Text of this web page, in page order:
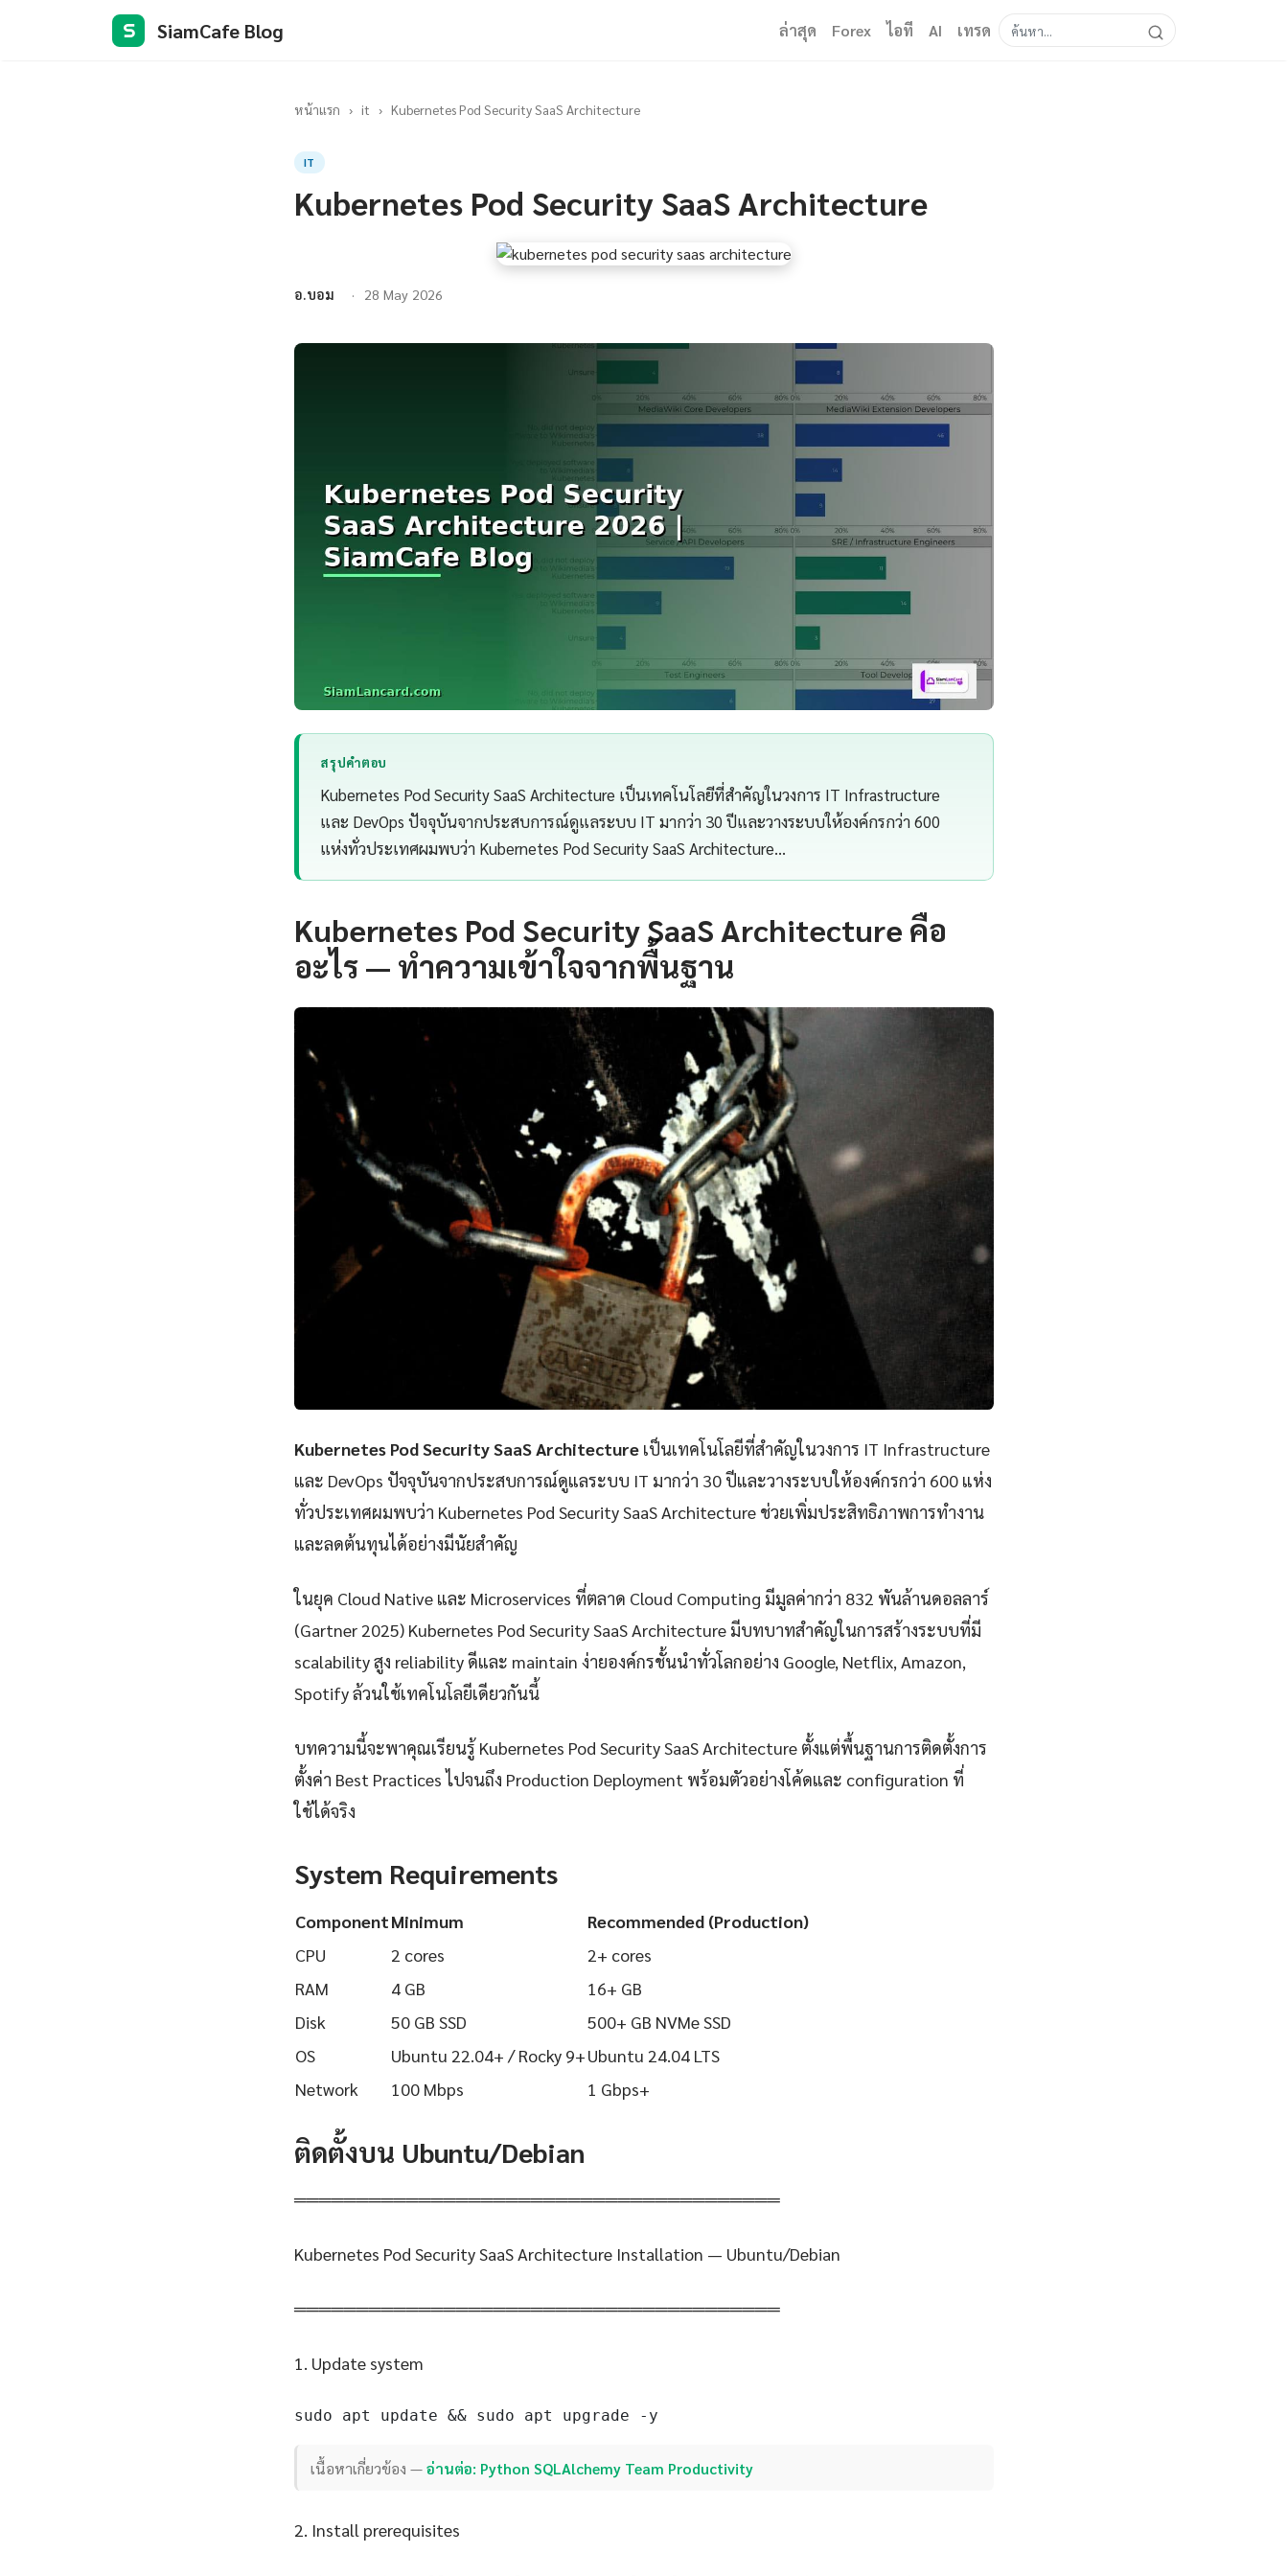
S SiamCafe Blog ล่าสุด Forex ไอที AI เทรด
หน้าแรก › it › Kubernetes Pod Security SaaS Architecture
IT
Kubernetes Pod Security SaaS Architecture
อ.บอม 28 May 2026
สรุปคำตอบ
Kubernetes Pod Security SaaS Architecture เป็นเทคโนโลยีที่สำคัญในวงการ IT Infrastructure
และ DevOps ปัจจุบันจากประสบการณ์ดูแลระบบ IT มากว่า 30 ปีและวางระบบให้องค์กรกว่า 600
แห่งทั่วประเทศผมพบว่า Kubernetes Pod Security SaaS Architecture…
Kubernetes Pod Security SaaS Architecture คือ
อะไร — ทำความเข้าใจจากพื้นฐาน
Kubernetes Pod Security SaaS Architecture เป็นเทคโนโลยีที่สำคัญในวงการ IT Infrastructure
และ DevOps ปัจจุบันจากประสบการณ์ดูแลระบบ IT มากว่า 30 ปีและวางระบบให้องค์กรกว่า 600 แห่ง
ทั่วประเทศผมพบว่า Kubernetes Pod Security SaaS Architecture ช่วยเพิ่มประสิทธิภาพการทำงาน
และลดต้นทุนได้อย่างมีนัยสำคัญ
ในยุค Cloud Native และ Microservices ที่ตลาด Cloud Computing มีมูลค่ากว่า 832 พันล้านดอลลาร์
(Gartner 2025) Kubernetes Pod Security SaaS Architecture มีบทบาทสำคัญในการสร้างระบบที่มี
scalability สูง reliability ดีและ maintain ง่ายองค์กรชั้นนำทั่วโลกอย่าง Google, Netflix, Amazon,
Spotify ล้วนใช้เทคโนโลยีเดียวกันนี้
บทความนี้จะพาคุณเรียนรู้ Kubernetes Pod Security SaaS Architecture ตั้งแต่พื้นฐานการติดตั้งการ
ตั้งค่า Best Practices ไปจนถึง Production Deployment พร้อมตัวอย่างโค้ดและ configuration ที่
ใช้ได้จริง
System Requirements
ComponentMinimum
Recommended (Production)
CPU
2 cores
2+ cores
RAM
4 GB
16+ GB
Disk
50 GB SSD
500+ GB NVMe SSD
OS
Ubuntu 22.04+ / Rocky 9+Ubuntu 24.04 LTS
Network
100 Mbps 1 Gbps+
ติดตั้งบน Ubuntu/Debian
═══════════════════════════════════════
Kubernetes Pod Security SaaS Architecture Installation — Ubuntu/Debian
═══════════════════════════════════════
1. Update system
sudo apt update && sudo apt upgrade -y
เนื้อหาเกี่ยวข้อง —อ่านต่อ: Python SQLAlchemy Team Productivity
2. Install prerequisites